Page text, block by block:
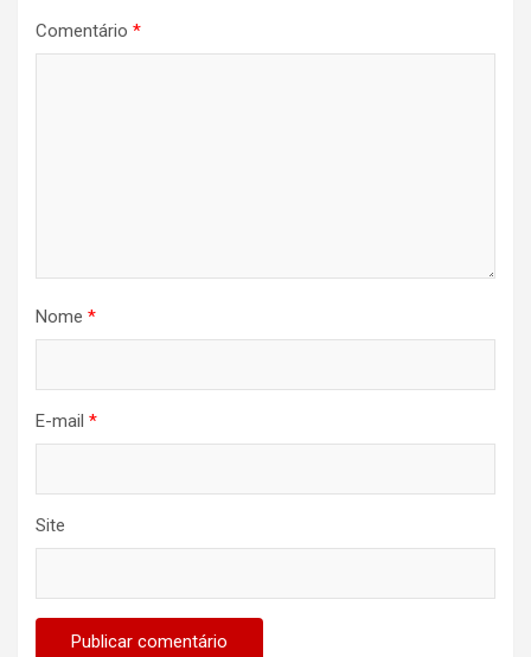
Comentário *
Nome *
E-mail *
Site